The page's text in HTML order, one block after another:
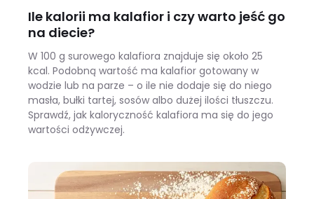
Ile kalorii ma kalafior i czy warto jeść go
na diecie?
W 100 g surowego kalafiora znajduje się około 25
kcal. Podobną wartość ma kalafior gotowany w
wodzie lub na parze – o ile nie dodaje się do niego
masła, bułki tartej, sosów albo dużej ilości tłuszczu.
Sprawdź, jak kaloryczność kalafiora ma się do jego
wartości odżywczej.